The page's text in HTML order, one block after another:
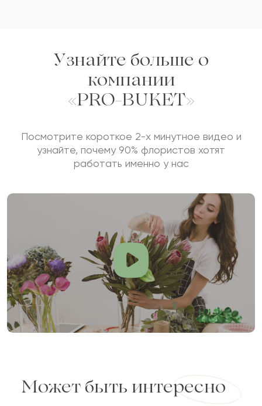
Узнайте больше о
компании
«PRO-BUKET»
Посмотрите короткое 2-х минутное видео и
узнайте, почему 90% флористов хотят
работать именно у нас
Может быть интересно